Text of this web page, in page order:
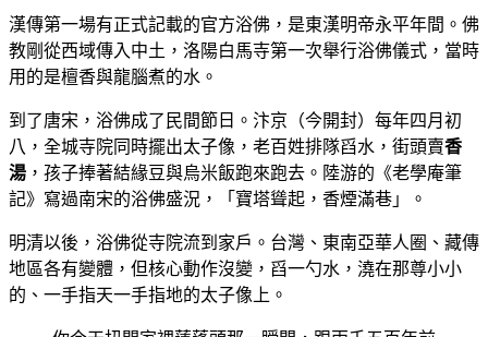
漢傳第一場有正式記載的官方浴佛，是東漢明帝永平年間。佛
教剛從西域傳入中土，洛陽白馬寺第一次舉行浴佛儀式，當時
用的是檀香與龍腦煮的水。
到了唐宋，浴佛成了民間節日。汴京（今開封）每年四月初
八，全城寺院同時擺出太子像，老百姓排隊舀水，街頭賣香
湯 ，孩子捧著結緣豆與烏米飯跑來跑去。陸游的《老學庵筆
記》寫過南宋的浴佛盛況，「寶塔聳起，香煙滿巷」。
明清以後，浴佛從寺院流到家戶。台灣、東南亞華人圈、藏傳
地區各有變體，但核心動作沒變，舀一勺水，澆在那尊小小
的、一手指天一手指地的太子像上。